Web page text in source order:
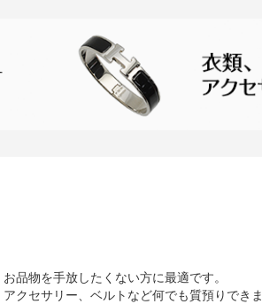
品物を手放したくない方に最適です。
クセサリー、ベルトなど何でも質預りできま